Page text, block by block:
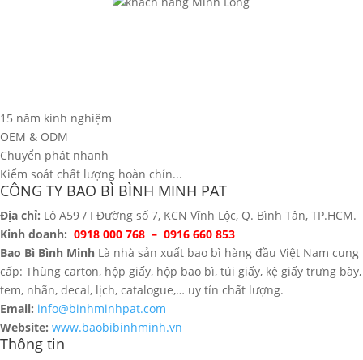
15 năm kinh nghiệm
OEM & ODM
Chuyển phát nhanh
Kiểm soát chất lượng hoàn chỉn...
CÔNG TY BAO BÌ BÌNH MINH PAT
Địa chỉ: Lô A59 / I Đường số 7, KCN Vĩnh Lộc, Q. Bình Tân, TP.HCM.
Kinh doanh: 0918 000 768 – 0916 660 853
Bao Bì Bình Minh Là nhà sản xuất bao bì hàng đầu Việt Nam cung
cấp: Thùng carton, hộp giấy, hộp bao bì, túi giấy, kệ giấy trưng bày,
tem, nhãn, decal, lịch, catalogue,… uy tín chất lượng.
Email: info@binhminhpat.com
Website: www.baobibinhminh.vn
Thông tin